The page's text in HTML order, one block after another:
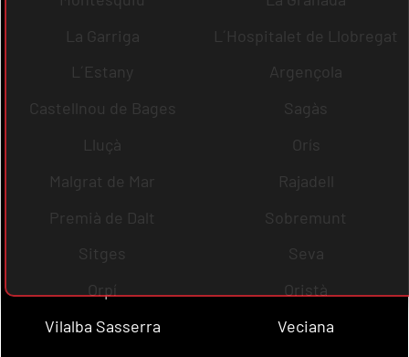
La Garriga
L´Hospitalet de Llobregat
L´Estany
Argençola
Castellnou de Bages
Sagàs
Lluçà
Orís
Malgrat de Mar
Rajadell
Premià de Dalt
Sobremunt
Sitges
Seva
Orpí
Oristà
Vilalba Sasserra
Veciana